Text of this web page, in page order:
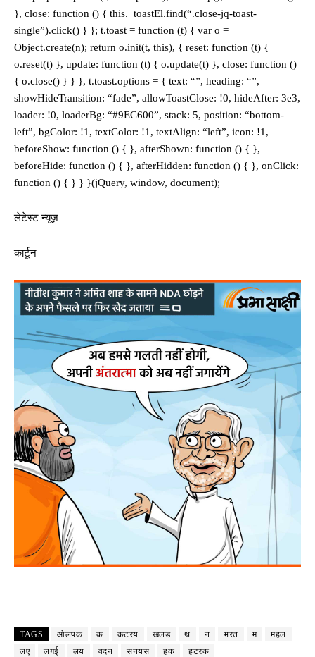
}, close: function () { this._toastEl.find(“.close-jq-toast-
single”).click() } }; t.toast = function (t) { var o =
Object.create(n); return o.init(t, this), { reset: function (t) {
o.reset(t) }, update: function (t) { o.update(t) }, close: function ()
{ o.close() } } }, t.toast.options = { text: “”, heading: “”,
showHideTransition: “fade”, allowToastClose: !0, hideAfter: 3e3,
loader: !0, loaderBg: “#9EC600”, stack: 5, position: “bottom-
left”, bgColor: !1, textColor: !1, textAlign: “left”, icon: !1,
beforeShow: function () { }, afterShown: function () { },
beforeHide: function () { }, afterHidden: function () { }, onClick:
function () { } } }(jQuery, window, document);
लेटेस्ट न्यूज़
कार्टून
TAGS ओलपक क कटरय खलड थ न भरत म
महल
लए
लगई लय वदन सनयस हक हटरक